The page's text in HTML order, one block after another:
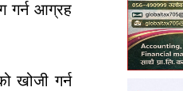
गर्न आग्रह
खोजी गर्न